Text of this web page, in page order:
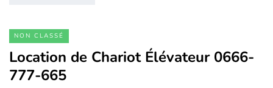
NON CLASSÉ
Location de Chariot Élévateur 0666-
777-665